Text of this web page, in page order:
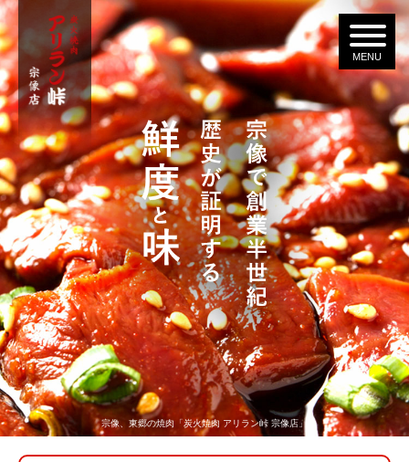
宗像、東郷の焼肉「炭火焼肉 アリラン峠 宗像店」